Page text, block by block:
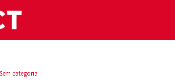
Sem categoria